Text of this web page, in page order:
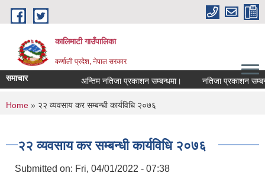
Skip to main content
कालिमाटी गाउँपालिका
कर्णाली प्रदेश, नेपाल सरकार
समाचार अन्तिम नतिजा प्रकाशन सम्बन्धमा। नतिजा प्रकाशन
You are here
Home » २२ व्यवसाय कर सम्बन्धी कार्यविधि २०७६
२२ व्यवसाय कर सम्बन्धी कार्यविधि २०७६
Submitted on: Fri, 04/01/2022 - 07:38